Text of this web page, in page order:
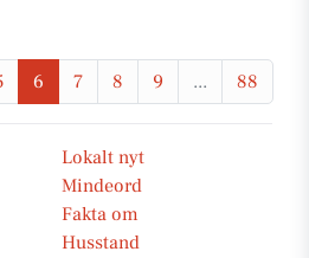
6 7 8 9 ... 88
Lokalt nyt
Mindeord
Fakta om
Husstand